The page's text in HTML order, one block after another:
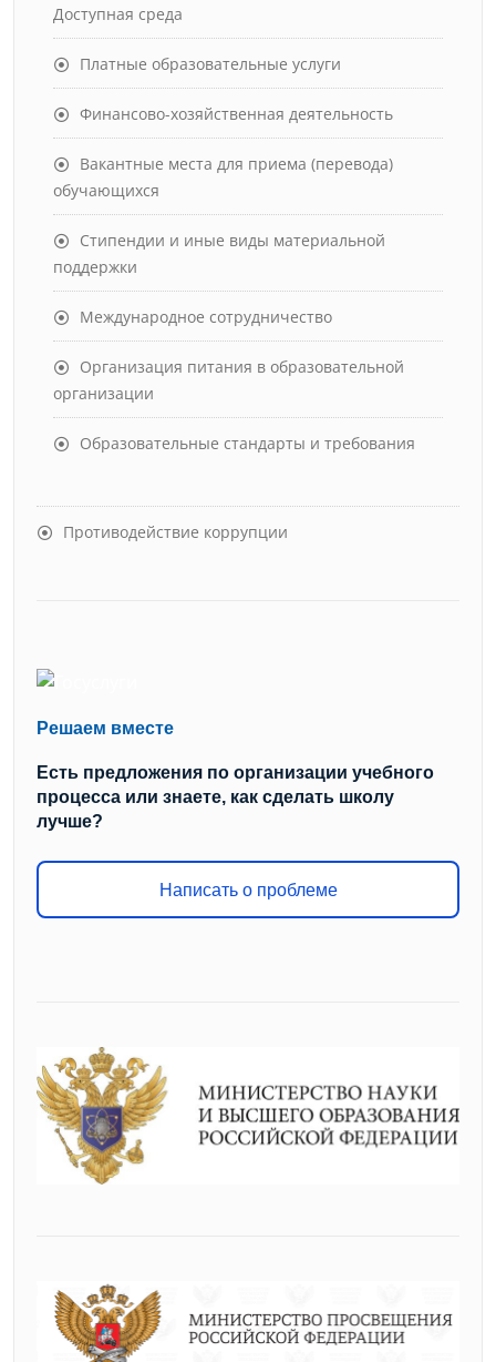
Доступная среда
Платные образовательные услуги
Финансово-хозяйственная деятельность
Вакантные места для приема (перевода)
обучающихся
Стипендии и иные виды материальной
поддержки
Международное сотрудничество
Организация питания в образовательной
организации
Образовательные стандарты и требования
Противодействие коррупции
Решаем вместе
Есть предложения по организации учебного
процесса или знаете, как сделать школу
лучше?
Написать о проблеме